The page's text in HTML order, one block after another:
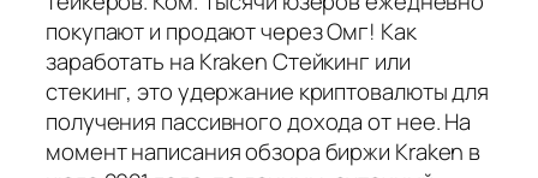
покупают и продают через Омг! Как
заработать на Kraken Стейкинг или
стекинг, это удержание криптовалюты для
получения пассивного дохода от нее. На
момент написания обзора биржи Kraken в